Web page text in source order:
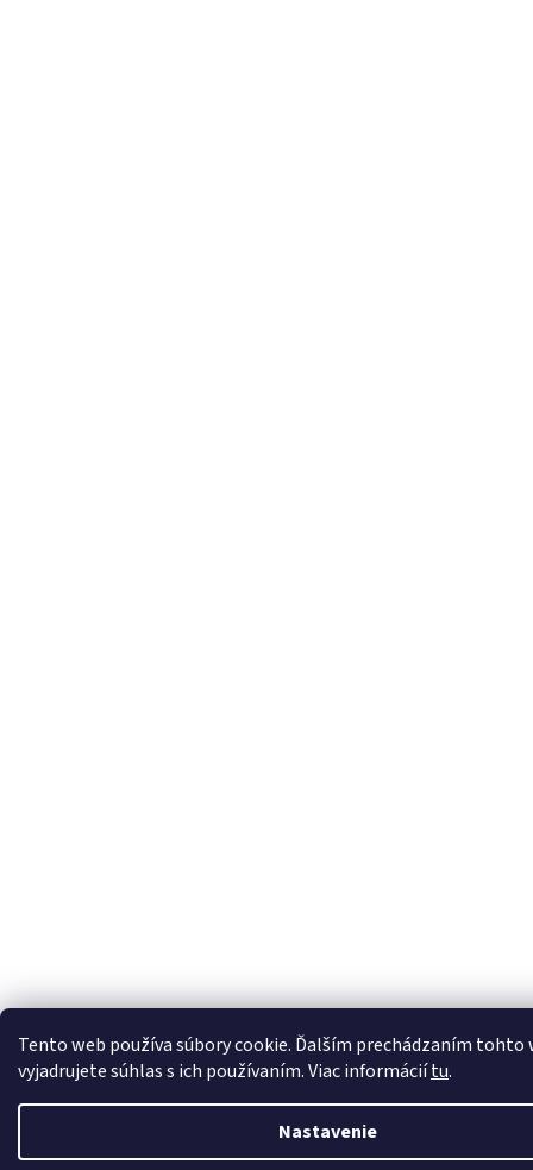
Tento web používa súbory cookie. Ďalším prechádzaním tohto
vyjadrujete súhlas s ich používaním. Viac informáciítu.
Nastavenie